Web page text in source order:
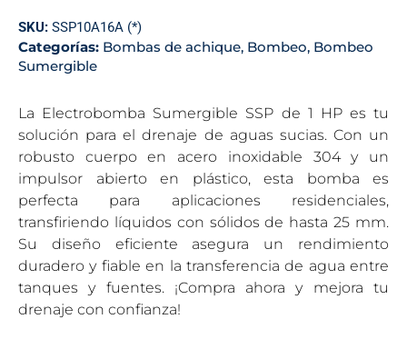
SKU: SSP10A16A (*)
Categorías: Bombas de achique, Bombeo, Bombeo
Sumergible
La Electrobomba Sumergible SSP de 1 HP es tu
solución para el drenaje de aguas sucias. Con un
robusto cuerpo en acero inoxidable 304 y un
impulsor abierto en plástico, esta bomba es
perfecta para aplicaciones residenciales,
transfiriendo líquidos con sólidos de hasta 25 mm.
Su diseño eficiente asegura un rendimiento
duradero y fiable en la transferencia de agua entre
tanques y fuentes. ¡Compra ahora y mejora tu
drenaje con confianza!